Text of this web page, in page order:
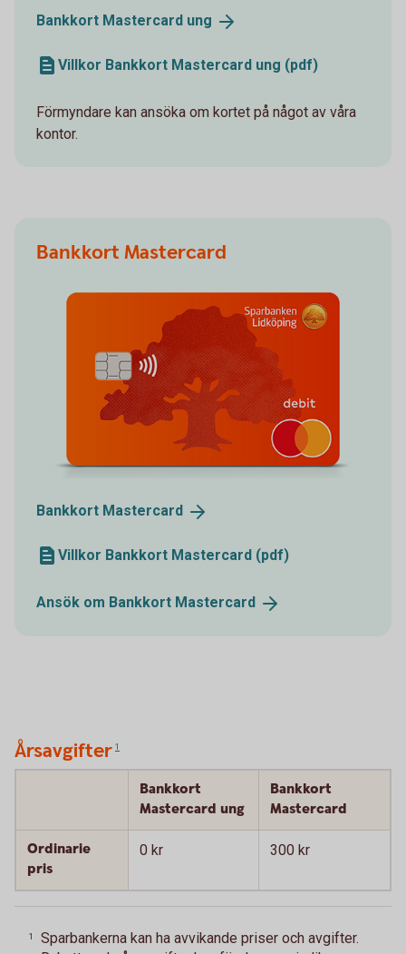
Bankkort Mastercard ung
Villkor Bankkort Mastercard ung (pdf)
Förmyndare kan ansöka om kortet på något av våra
kontor.
Bankkort Mastercard
Bankkort Mastercard
Villkor Bankkort Mastercard (pdf)
Ansök om Bankkort Mastercard
Årsavgifter 1
Bankkort
Mastercard ung
Bankkort
Mastercard
Ordinarie
pris
0 kr 300 kr
1
Sparbankerna kan ha avvikande priser och avgifter.